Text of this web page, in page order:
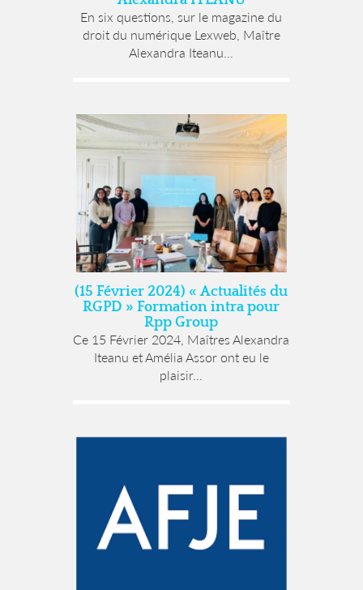
En six questions, sur le magazine du
droit du numérique Lexweb, Maître
Alexandra Iteanu...
(15 Février 2024) « Actualités du
RGPD » Formation intra pour
Rpp Group
Ce 15 Février 2024, Maîtres Alexandra
Iteanu et Amélia Assor ont eu le
plaisir...